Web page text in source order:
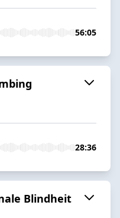
56:05
28:36
Blindheit